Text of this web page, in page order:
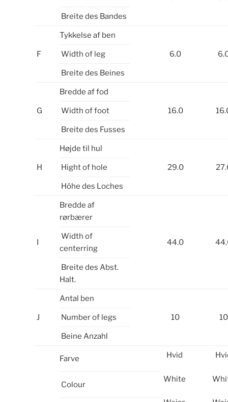
Breite des Bandes
F
Tykkelse af ben
6.0
Width of leg
Breite des Beines
G
Bredde af fod
16.0
Width of foot
Breite des Fusses
H
Højde til hul
29.0
Hight of hole
Höhe des Loches
I
Bredde af
rørbærer
44.0
Width of
centerring
Breite des Abst.
Halt.
J
Antal ben
10 10
Number of legs
Beine Anzahl
Farve Hvid
White
Colour